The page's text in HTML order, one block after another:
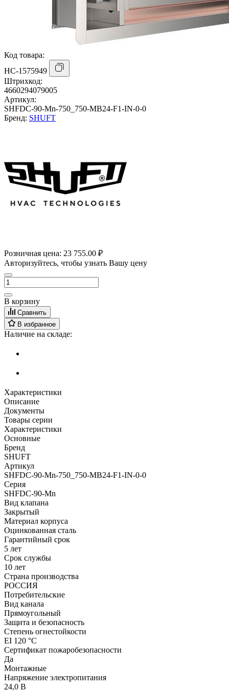
Код товара:
НС-1575949
Штрихкод:
4660294079005
Артикул:
SHFDC-90-Mn-750_750-MB24-F1-IN-0-0
Бренд: SHUFT
Розничная цена: 23 755.00 ₽
Авторизуйтесь, чтобы узнать Вашу цену
В корзину
Сравнить
В избранное
Наличие на складе:
Характеристики
Описание
Документы
Товары серии
Характеристики
Основные
Бренд
SHUFT
Артикул
SHFDC-90-Mn-750_750-MB24-F1-IN-0-0
Серия
SHFDC-90-Mn
Вид клапана
Закрытый
Материал корпуса
Оцинкованная сталь
Гарантийный срок
5 лет
Срок службы
10 лет
Страна производства
РОССИЯ
Потребительские
Вид канала
Прямоугольный
Защита и безопасность
Степень огнестойкости
EI 120 °С
Сертификат пожаробезопасности
Да
Монтажные
Напряжение электропитания
24,0 В